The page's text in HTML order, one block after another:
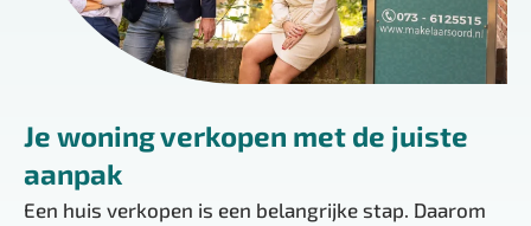
Je woning verkopen met de juiste
aanpak
Een huis verkopen is een belangrijke stap. Daarom